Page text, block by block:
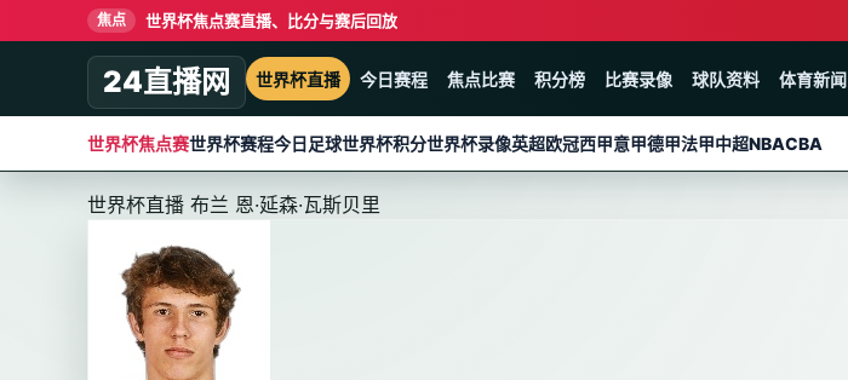
焦点 世界杯焦点赛直播、比分与赛后回放
24直播网 世界杯直播 今日赛程 焦点比赛 积分榜 比赛录像 球队资料 体育新闻
世界杯焦点赛世界杯赛程今日足球世界杯积分世界杯录像英超欧冠西甲意甲德甲法甲中超NBACBA
世界杯直播 布兰 恩·延森·瓦斯贝里